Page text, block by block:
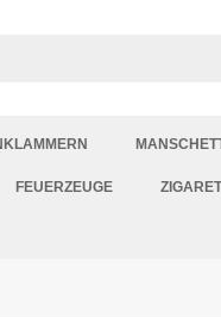
FEUERZEUGE